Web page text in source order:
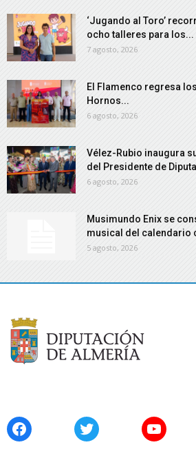
‘Jugando al Toro’
ocho talleres para los...
7 agosto, 2026
El Flamenco regresa
Hornos...
6 agosto, 2026
Vélez-Rubio inaugura
del Presidente de
6 agosto, 2026
Musimundo Enix se
musical del calendario
5 agosto, 2026
FacebookTwitter